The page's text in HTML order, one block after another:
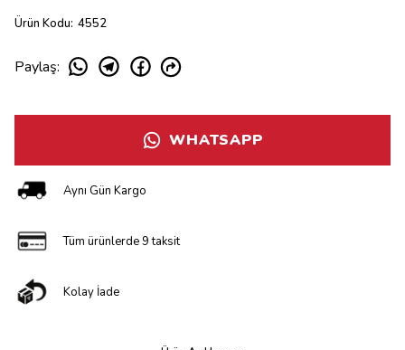
Ürün Kodu: 4552
Paylaş:
WHATSAPP
Aynı Gün Kargo
Tüm ürünlerde 9 taksit
Kolay İade